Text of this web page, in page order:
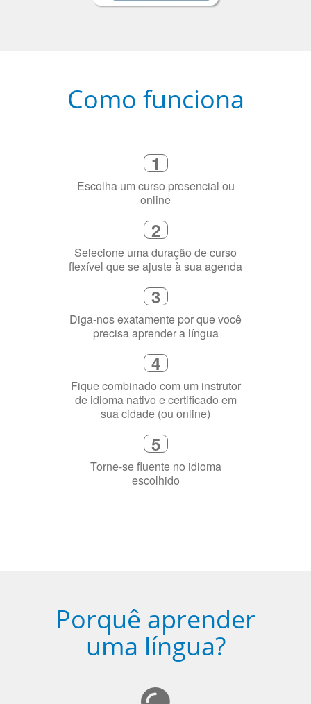
Como funciona
1
Escolha um curso presencial ou
online
2
Selecione uma duração de curso
flexível que se ajuste à sua agenda
3
Diga-nos exatamente por que você
precisa aprender a língua
4
Fique combinado com um instrutor
de idioma nativo e certificado em
sua cidade (ou online)
5
Torne-se fluente no idioma
escolhido
Porquê aprender
uma língua?